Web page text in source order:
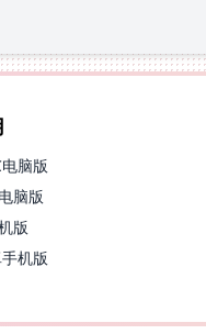
脑版
脑版
版
机版